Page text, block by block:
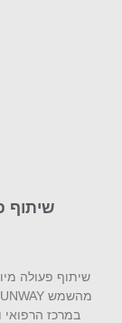
שיתוף
שיתוף פעולה
במרכז הרפואי